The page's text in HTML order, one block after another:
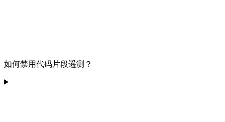
如何禁用代码片段遥测？